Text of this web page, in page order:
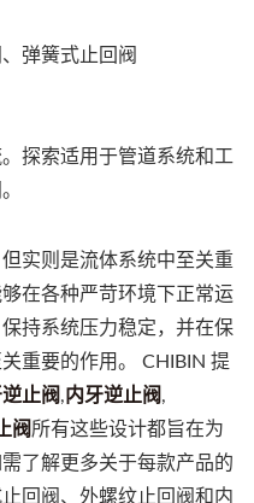
弹簧式止回阀
探索适用于管道系统和工
实则是流体系统中至关重
在各种严苛环境下正常运
持系统压力稳定，并在保
重要的作用。 CHIBIN 提
止阀,内牙逆止阀,
阀所有这些设计都旨在为
了解更多关于每款产品的
回阀、外螺纹止回阀和内